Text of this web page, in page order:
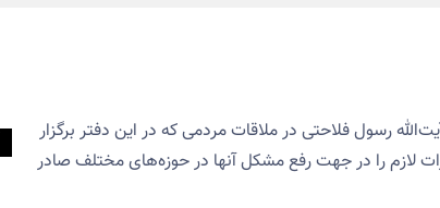
رسول فلاحتی در ملاقات مردمی که در این دفتر برگزار
لازم را در جهت رفع مشکل آنها در حوزه‌های مختلف صادر